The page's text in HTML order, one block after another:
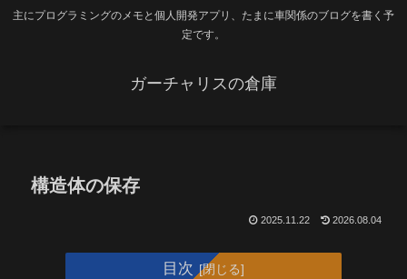
主にプログラミングのメモと個人開発アプリ、たまに車関係のブログを書く予
定です。
ガーチャリスの倉庫
構造体の保存
2025.11.22 2026.08.04
目次